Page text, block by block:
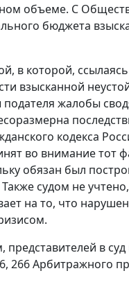
объеме. С
бюджета
в которой,
взысканной
жалобы
кодекса
во внимание тот
обязан был
судом не
на то, что
в
, 266Арбитражного